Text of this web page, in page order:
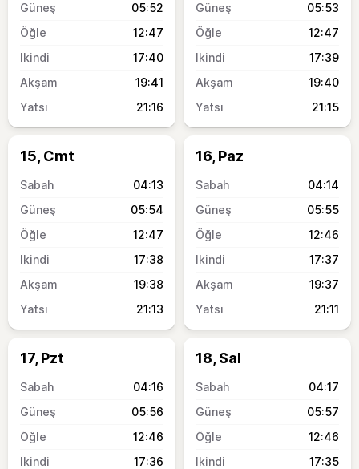
05:52
12:47
17:40
19:41
21:16
05:53
12:47
17:39
19:40
21:15
15, Cmt
04:13
05:54
12:47
17:38
19:38
21:13
16, Paz
04:14
05:55
12:46
17:37
19:37
21:11
17, Pzt
04:16
05:56
12:46
17:36
18, Sal
04:17
05:57
12:46
17:35